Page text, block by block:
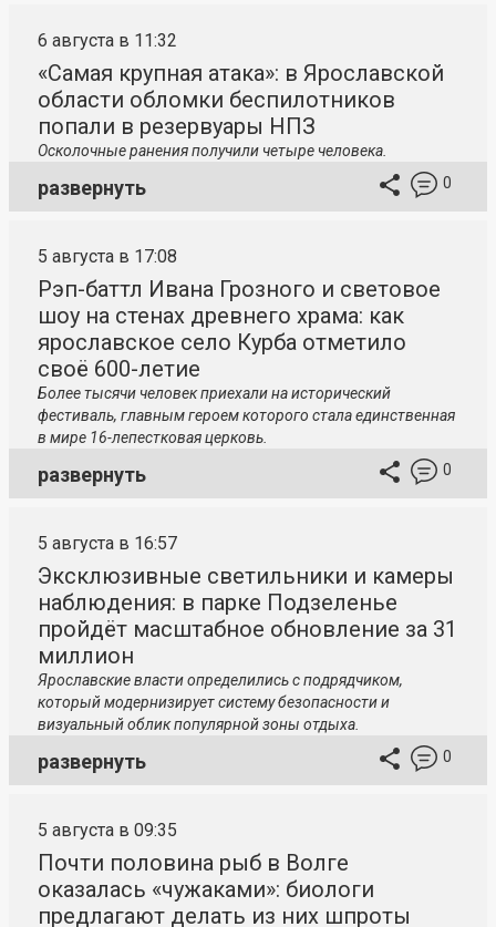
6 августа в 11:32
«Самая крупная атака»: в Ярославской
области обломки беспилотников
попали в резервуары НПЗ
Осколочные ранения получили четыре человека.
развернуть 0
5 августа в 17:08
Рэп-баттл Ивана Грозного и световое
шоу на стенах древнего храма: как
ярославское село Курба отметило
своё 600-летие
Более тысячи человек приехали на исторический
фестиваль, главным героем которого стала единственная
в мире 16-лепестковая церковь.
развернуть 0
5 августа в 16:57
Эксклюзивные светильники и камеры
наблюдения: в парке Подзеленье
пройдёт масштабное обновление за 31
миллион
Ярославские власти определились с подрядчиком,
который модернизирует систему безопасности и
визуальный облик популярной зоны отдыха.
развернуть 0
5 августа в 09:35
Почти половина рыб в Волге
оказалась «чужаками»: биологи
предлагают делать из них шпроты